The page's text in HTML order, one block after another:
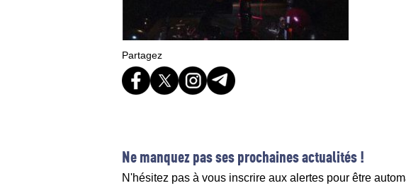
Partagez
Ne manquez pas ses prochaines actualités !
N'hésitez pas à vous inscrire aux alertes pour être